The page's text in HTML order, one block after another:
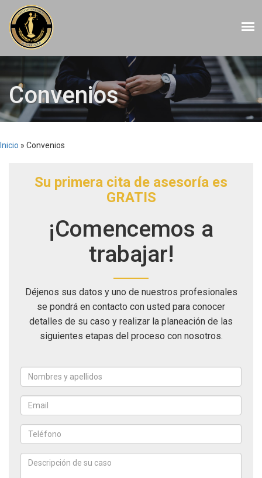
Convenios
Inicio » Convenios
Su primera cita de asesoría es
GRATIS
¡Comencemos a
trabajar!
Déjenos sus datos y uno de nuestros profesionales
se pondrá en contacto con usted para conocer
detalles de su caso y realizar la planeación de las
siguientes etapas del proceso con nosotros.
apellidos
*